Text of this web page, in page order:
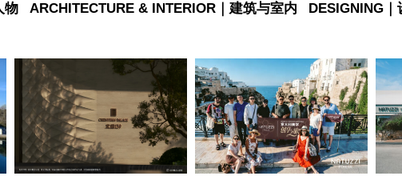
物 ARCHITECTURE & INTERIOR｜建筑与室内 DESIGNING｜